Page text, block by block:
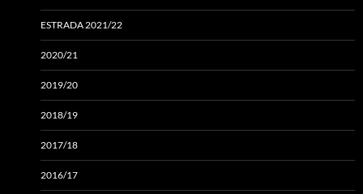
ESTRADA 2021/22
2020/21
2019/20
2018/19
2017/18
2016/17